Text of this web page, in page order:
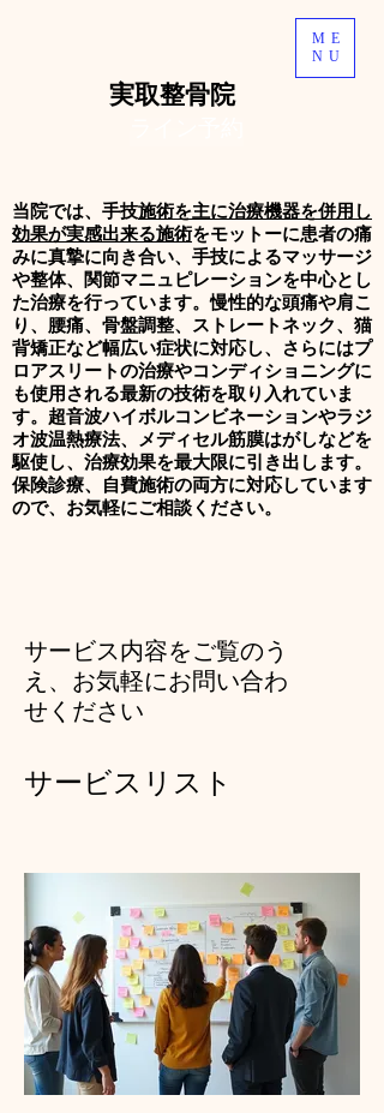
​実取整骨院
ME
NU
当院では、手技施術を主に治療機器を併用し
効果が実感出来る施術をモットーに患者の痛
みに真摯に向き合い、手技によるマッサージ
や整体、関節マニュピレーションを中心とし
た治療を行っています。慢性的な頭痛や肩こ
り、腰痛、骨盤調整、ストレートネック、猫
背矯正など幅広い症状に対応し、さらにはプ
ロアスリートの治療やコンディショニングに
も使用される最新の技術を取り入れていま
す。超音波ハイボルコンビネーションやラジ
オ波温熱療法、メディセル筋膜はがしなどを
駆使し、治療効果を最大限に引き出します。
保険診療、自費施術の両方に対応しています
ので、お気軽にご相談ください。
サービス内容をご覧のう
え、お気軽にお問い合わ
せください
サービスリスト